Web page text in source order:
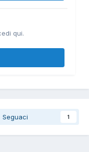
qui.
Seguaci 1